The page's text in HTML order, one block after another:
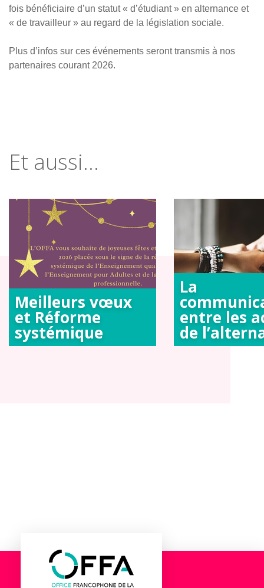
fois bénéficiaire d’un statut « d’étudiant » en alternance et
« de travailleur » au regard de la législation sociale.
Plus d’infos sur ces événements seront transmis à nos
partenaires courant 2026.
Et aussi...
Meilleurs vœux
et Réforme
systémique
La
entre les
de